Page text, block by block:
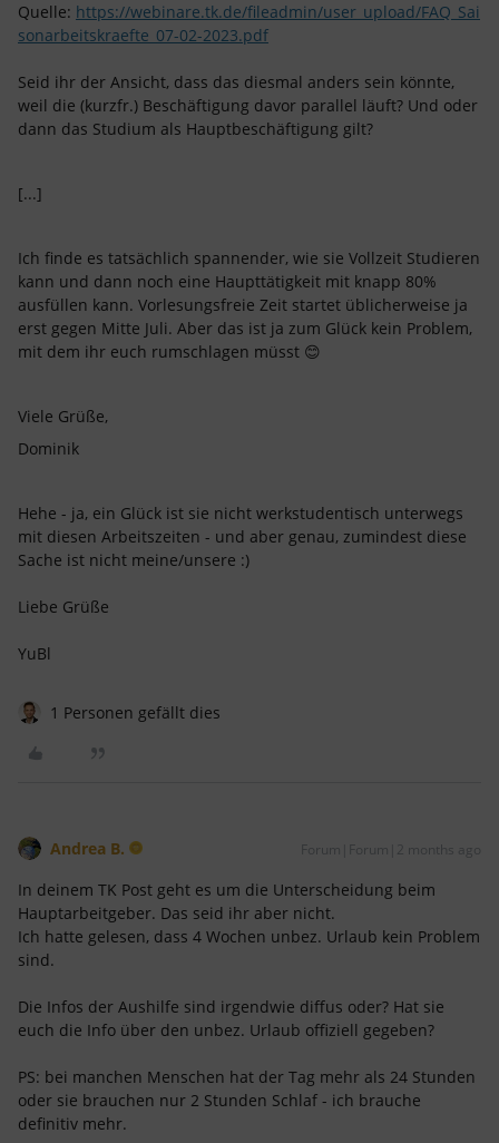
Quelle: https://webinare.tk.de/fileadmin/user_upload/FAQ_Sai
sonarbeitskraefte_07-02-2023.pdf
Seid ihr der Ansicht, dass das diesmal anders sein könnte,
weil die (kurzfr.) Beschäftigung davor parallel läuft? Und oder
dann das Studium als Hauptbeschäftigung gilt?
[...]
Ich finde es tatsächlich spannender, wie sie Vollzeit Studieren
kann und dann noch eine Haupttätigkeit mit knapp 80%
ausfüllen kann. Vorlesungsfreie Zeit startet üblicherweise ja
erst gegen Mitte Juli. Aber das ist ja zum Glück kein Problem,
mit dem ihr euch rumschlagen müsst 😊
Viele Grüße,
Dominik
Hehe - ja, ein Glück ist sie nicht werkstudentisch unterwegs
mit diesen Arbeitszeiten - und aber genau, zumindest diese
Sache ist nicht meine/unsere :)
Liebe Grüße
YuBl
1 Personen gefällt dies
Andrea B. Forum|Forum|2 months ago
In deinem TK Post geht es um die Unterscheidung beim
Hauptarbeitgeber. Das seid ihr aber nicht.
Ich hatte gelesen, dass 4 Wochen unbez. Urlaub kein Problem
sind.
Die Infos der Aushilfe sind irgendwie diffus oder? Hat sie
euch die Info über den unbez. Urlaub offiziell gegeben?
PS: bei manchen Menschen hat der Tag mehr als 24 Stunden
oder sie brauchen nur 2 Stunden Schlaf - ich brauche
definitiv mehr.